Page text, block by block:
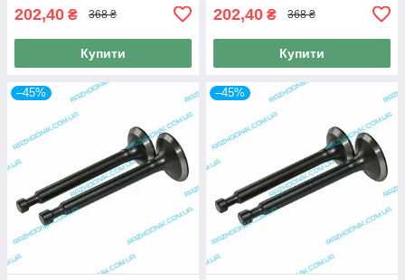
202,40 ₴ 368 ₴
Купити
202,40 ₴ 368 ₴
Купити
–45% –45%